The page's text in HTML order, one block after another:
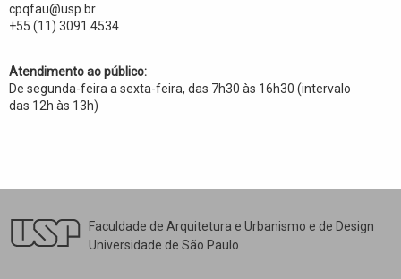
cpqfau@usp.br
+55 (11) 3091.4534
Atendimento ao público:
De segunda-feira a sexta-feira, das 7h30 às 16h30 (intervalo
das 12h às 13h)
Faculdade de Arquitetura e Urbanismo e de Design
Universidade de São Paulo